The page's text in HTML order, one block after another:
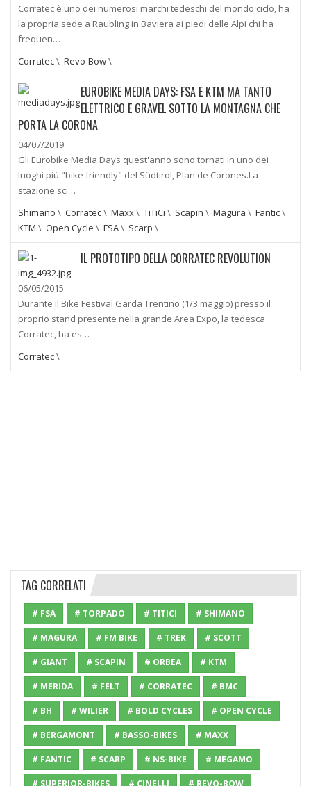
Corratec è uno dei numerosi marchi tedeschi del mondo ciclo, ha
la propria sede a Raubling in Baviera ai piedi delle Alpi chi ha
frequen…
Corratec\ Revo-Bow\
EUROBIKE MEDIA DAYS: FSA E KTM MA TANTO
ELETTRICO E GRAVEL SOTTO LA MONTAGNA CHE
PORTA LA CORONA
04/07/2019
Gli Eurobike Media Days quest'anno sono tornati in uno dei
luoghi più "bike friendly" del Südtirol, Plan de Corones.La
stazione sci…
Shimano \ Corratec\ Maxx\ TiTiCi \ Scapin \ Magura \ Fantic\
KTM \ Open Cycle \ FSA\ Scarp \
IL PROTOTIPO DELLA CORRATEC REVOLUTION
06/05/2015
Durante il Bike Festival Garda Trentino (1/3 maggio) presso il
proprio stand presente nella grande Area Expo, la tedesca
Corratec, ha es…
Corratec\
TAG CORRELATI
# FSA # TORPADO # TITICI # SHIMANO
# MAGURA # FM BIKE # TREK # SCOTT
# GIANT # SCAPIN # ORBEA # KTM
# MERIDA # FELT # CORRATEC # BMC
# BH # WILIER # BOLD CYCLES # OPEN CYCLE
# BERGAMONT # BASSO-BIKES # MAXX
# FANTIC # SCARP # NS-BIKE # MEGAMO
# SUPERIOR-BIKES # CINELLI # REVO-BOW